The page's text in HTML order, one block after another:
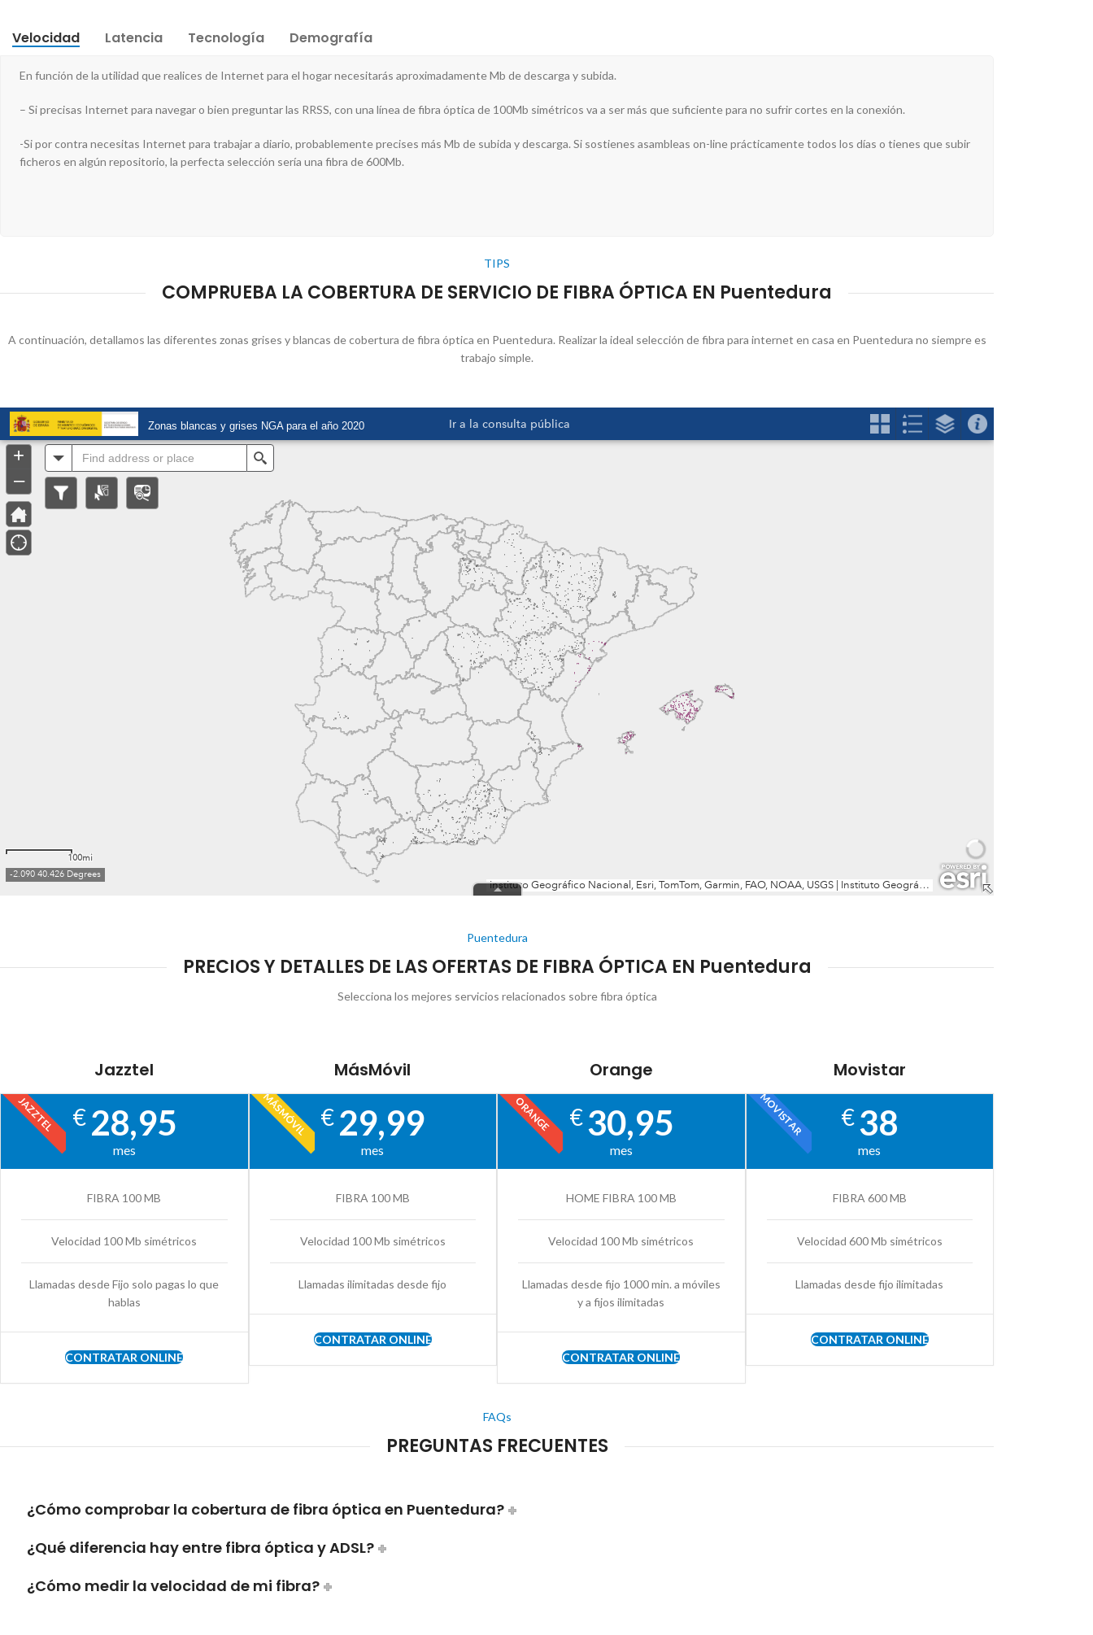
Velocidad Latencia Tecnología Demografía
En función de la utilidad que realices de Internet para el hogar necesitarás aproximadamente Mb de descarga y subida.
– Si precisas Internet para navegar o bien preguntar las RRSS, con una línea de fibra óptica de 100Mb simétricos va a ser más que suficiente para no sufrir cortes en la conexión.
-Si por contra necesitas Internet para trabajar a diario, probablemente precises más Mb de subida y descarga. Si sostienes asambleas on-line prácticamente todos los días o tienes que subir
ficheros en algún repositorio, la perfecta selección sería una fibra de 600Mb.
TIPS
COMPRUEBA LA COBERTURA DE SERVICIO DE FIBRA ÓPTICA EN Puentedura
A continuación, detallamos las diferentes zonas grises y blancas de cobertura de fibra óptica en Puentedura. Realizar la ideal selección de fibra para internet en casa en Puentedura no siempre es
trabajo simple.
Puentedura
PRECIOS Y DETALLES DE LAS OFERTAS DE FIBRA ÓPTICA EN Puentedura
Selecciona los mejores servicios relacionados sobre fibra óptica
Jazztel
JAZZTEL € 28,95
mes
FIBRA 100 MB
Velocidad 100 Mb simétricos
Llamadas desde Fijo solo pagas lo que
hablas
CONTRATAR ONLINE
MásMóvil
MÁSMÓVIL € 29,99
mes
FIBRA 100 MB
Velocidad 100 Mb simétricos
Llamadas ilimitadas desde fijo
CONTRATAR ONLINE
Orange
ORANGE €30,95
mes
HOME FIBRA 100 MB
Velocidad 100 Mb simétricos
Llamadas desde fijo 1000 min. a móviles
y a fijos ilimitadas
CONTRATAR ONLINE
Movistar
MOVISTAR €38
mes
FIBRA 600 MB
Velocidad 600 Mb simétricos
Llamadas desde fijo ilimitadas
CONTRATAR ONLINE
FAQs
PREGUNTAS FRECUENTES
¿Cómo comprobar la cobertura de fibra óptica en Puentedura?
¿Qué diferencia hay entre fibra óptica y ADSL?
¿Cómo medir la velocidad de mi fibra?